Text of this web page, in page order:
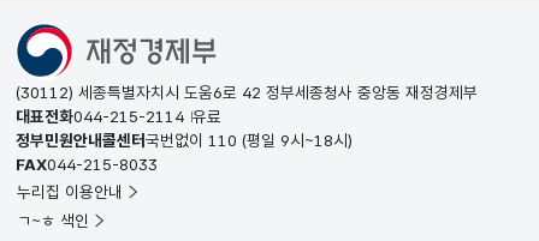
(30112) 세종특별자치시 도움6로 42 정부세종청사 중앙동 재정경제부
대표전화044-215-2114 유료
정부민원안내콜센터국번없이 110 (평일 9시~18시)
FAX044-215-8033
누리집 이용안내
ㄱ~ㅎ 색인